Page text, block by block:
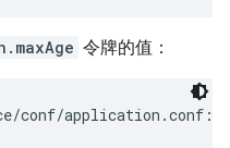
令牌的值：
conf/